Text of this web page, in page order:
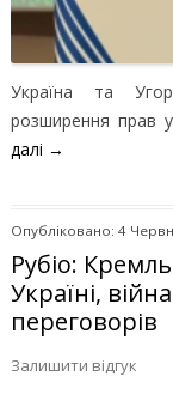
Україна та
розширення прав
далі →
Опубліковано: 4
Рубіо:
Україні,
переговорів
Залишити відгук